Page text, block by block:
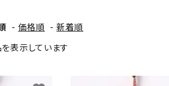
- 価格順 - 新着順
表示しています